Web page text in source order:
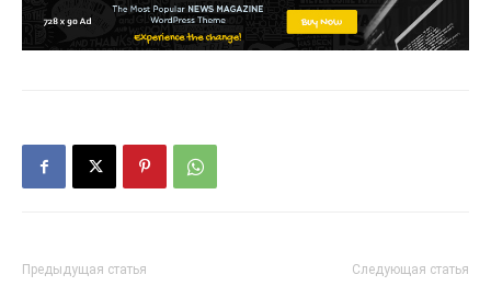
Предыдущая статья Следующая статья